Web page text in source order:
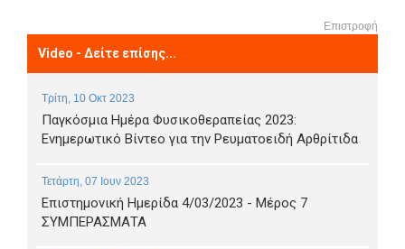
Επιστροφή
Video - Δείτε επίσης...
Τρίτη, 10 Οκτ 2023
Παγκόσμια Ημέρα Φυσικοθεραπείας 2023:
Ενημερωτικό Βίντεο για την Ρευματοειδή Αρθρίτιδα
Τετάρτη, 07 Ιουν 2023
Επιστημονική Ημερίδα 4/03/2023 - Μέρος 7
ΣΥΜΠΕΡΑΣΜΑΤΑ